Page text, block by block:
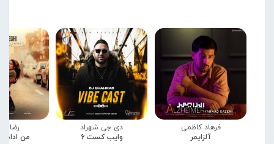
فرهاد کاظمی
آلزایمر
دی جی شهراد
وایب کست 6
رضا
من